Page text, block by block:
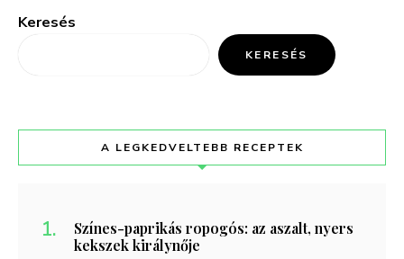
Keresés
KERESÉS
A LEGKEDVELTEBB RECEPTEK
Színes-paprikás ropogós: az aszalt, nyers
kekszek királynője